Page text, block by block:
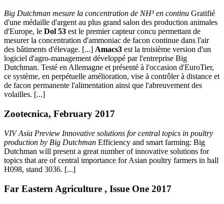
Big Dutchman mesure la concentration de NH³ en continu Gratifié
d'une médaille d'argent au plus grand salon des production animales
d'Europe, le Dol 53 est le premier capteur concu permettant de
mesurer la concentration d'ammoniac de facon continue dans l'air
des bâtiments d'élevage. [...] Amacs3 est la troisième version d'un
logiciel d'agro-management développé par l'entreprise Big
Dutchman. Testé en Allemagne et présenté à l'occasion d'EuroTier,
ce système, en perpétuelle amélioration, vise à contrôler à distance et
de facon permanente l'alimentation ainsi que l'abreuvement des
volailles. [...]
Zootecnica, February 2017
VIV Asia Preview Innovative solutions for central topics in poultry
production by Big Dutchman Efficiency and smart farming: Big
Dutchman will present a great number of innovative solutions for
topics that are of central importance for Asian poultry farmers in hall
H098, stand 3036. [...]
Far Eastern Agriculture , Issue One 2017